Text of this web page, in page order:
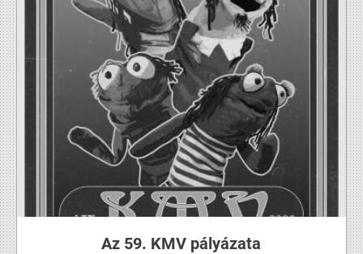
Az 59. KMV pályázata